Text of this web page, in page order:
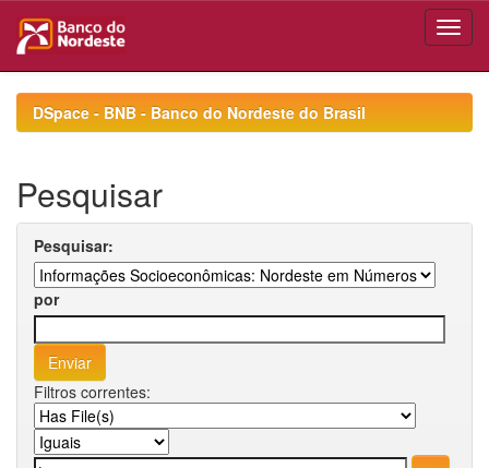
navigationDSpace - BNB - Banco do Nordeste do Brasil
Pesquisar
Pesquisar:
por
Filtros correntes: